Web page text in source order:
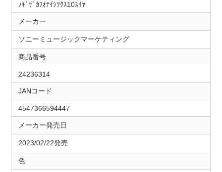
ﾉｷﾞｻﾞｶﾌｵﾃｲｼﾂｸｽ10ｽｲﾔ
メーカー
ソニーミュージックマーケティング
商品番号
24236314
JANコード
4547366594447
メーカー発売日
2023/02/22発売
色